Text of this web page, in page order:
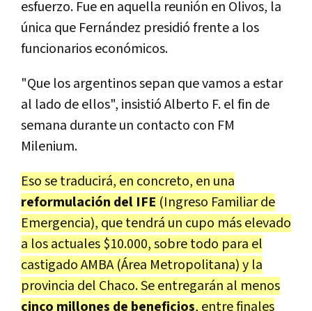
esfuerzo. Fue en aquella reunión en Olivos, la
única que Fernández presidió frente a los
funcionarios económicos.
"Que los argentinos sepan que vamos a estar
al lado de ellos", insistió Alberto F. el fin de
semana durante un contacto con FM
Milenium.
Eso se traducirá, en concreto, en una
reformulación del IFE (Ingreso Familiar de
Emergencia), que tendrá un cupo más elevado
a los actuales $10.000, sobre todo para el
castigado AMBA (Área Metropolitana) y la
provincia del Chaco. Se entregarán al menos
cinco millones de beneficios, entre finales